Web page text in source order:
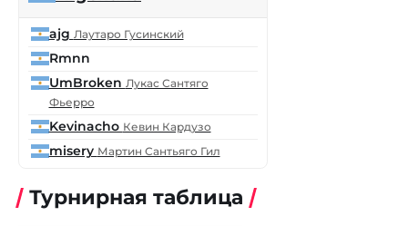
ajg Лаутаро Гусинский
Rmnn
UmBroken Лукас Сантяго
Фьерро
Kevinacho Кевин Кардузо
misery Мартин Сантьяго Гил
Турнирная таблица